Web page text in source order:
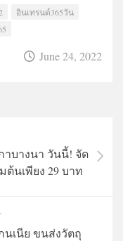
อินเทรนด์365วัน
June 24, 2022
าบางนา วันนี้! จัด
นเพียง 29 บาท
นเนีย ขนส่งวัตถุ